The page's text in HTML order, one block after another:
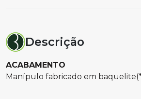
Descrição
ACABAMENTO
Manípulo fabricado em